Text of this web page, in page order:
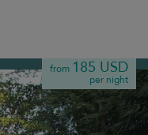
from 185 USD
per night